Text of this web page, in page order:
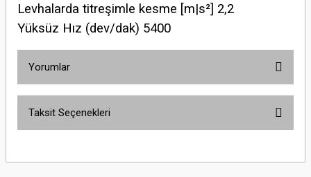
Levhalarda titreşimle kesme [m|s²] 2,2
Yüksüz Hız (dev/dak) 5400
Yorumlar
Yorum Yaz
Taksit Seçenekleri